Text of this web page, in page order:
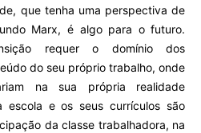
que tenha uma perspectiva de
Marx, é algo para o futuro.
requer o domínio dos
do seu próprio trabalho, onde
na sua própria realidade
escola e os seus currículos são
da classe trabalhadora, na